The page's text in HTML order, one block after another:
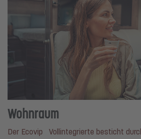
Wohnraum
Der Ecovip Vollintegrierte besticht